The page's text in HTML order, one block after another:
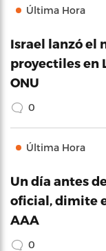
Última Hora
Israel lanzó el
proyectiles en
ONU
0
Última Hora
Un día antes
oficial, dimite
AAA
0